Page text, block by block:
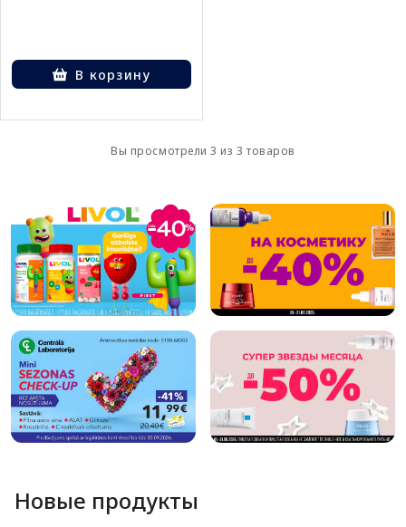
В корзину
Вы просмотрели 3 из 3 товаров
Новые продукты